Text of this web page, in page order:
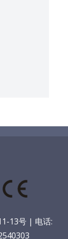
13号 | 电话: